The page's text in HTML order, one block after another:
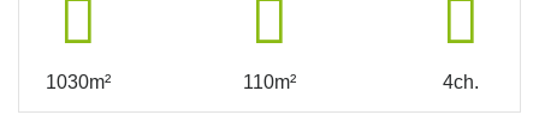
1030m² 110m² 4ch.